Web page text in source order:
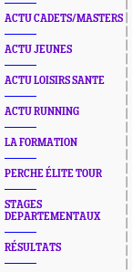
ACTU CADETS/MASTERS
ACTU JEUNES
ACTU LOISIRS SANTE
ACTU RUNNING
LA FORMATION
PERCHE ÉLITE TOUR
STAGES
DEPARTEMENTAUX
RÉSULTATS